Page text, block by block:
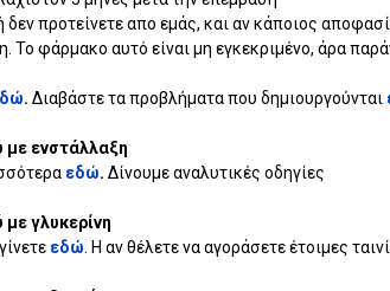
δεν προτείνετε απο εμάς, και αν κάποιος
Το φάρμακο αυτό είναι μη εγκεκριμένο, άρα
. Διαβάστε τα προβλήματα που δημιουργούνται
με ενστάλλαξη
εδώ. Δίνουμε αναλυτικές οδηγίες
γλυκερίνη
εδώ . Η αν θέλετε να αγοράσετε έτοιμες